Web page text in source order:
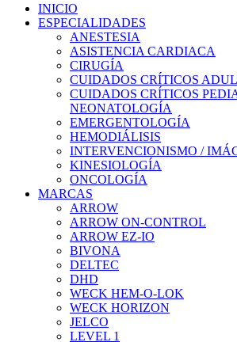
INICIO
ESPECIALIDADES
ANESTESIA
ASISTENCIA CARDIACA
CIRUGÍA
CUIDADOS CRÍTICOS
CUIDADOS CRÍTICOS
NEONATOLOGÍA
EMERGENTOLOGÍA
HEMODIÁLISIS
INTERVENCIONISMO /
KINESIOLOGÍA
ONCOLOGÍA
MARCAS
ARROW
ARROW ON-CONTROL
ARROW EZ-IO
BIVONA
DELTEC
DHD
WECK HEM-O-LOK
WECK HORIZON
JELCO
LEVEL 1